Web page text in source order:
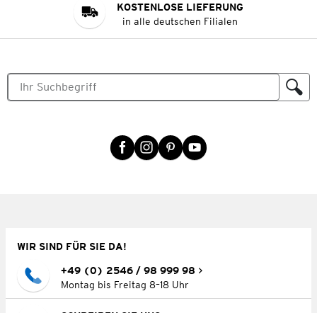
KOSTENLOSE LIEFERUNG
in alle deutschen Filialen
WIR SIND FÜR SIE DA!
+49 (0) 2546 / 98 999 98
Montag bis Freitag 8–18 Uhr